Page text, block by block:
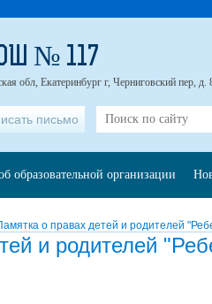
о правах детей и родителей
и родителей
№ 117
обл, Екатеринбург г, Черниговский пер, д.
письмо
образовательной организации